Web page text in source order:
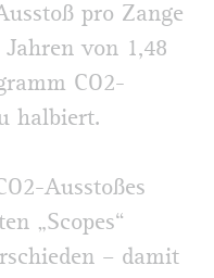
pro Zange
von 1,48
CO2-
halbiert.
Ausstoßes
„Scopes“
– damit